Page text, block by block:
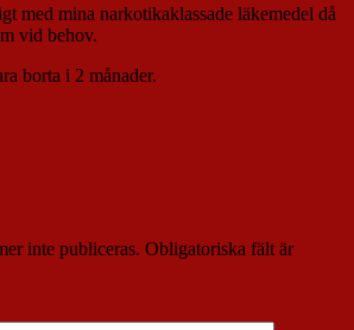
med mina narkotikaklassade läkemedel då
vid behov.
borta i 2 månader.
inte publiceras. Obligatoriska fält är